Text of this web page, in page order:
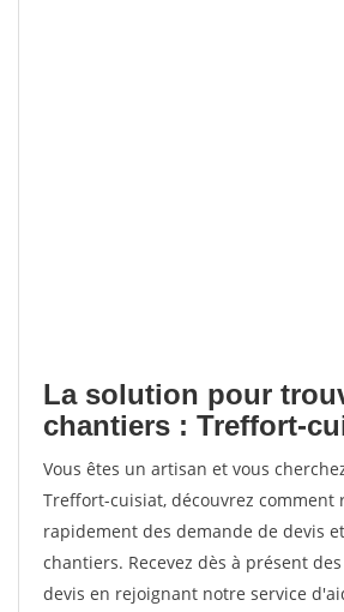
La solution pour
chantiers : Treffort-
Vous êtes un artisan et vous
Treffort-cuisiat, découvrez comment
rapidement des demande de devis
chantiers. Recevez dès à présent
devis en rejoignant notre service